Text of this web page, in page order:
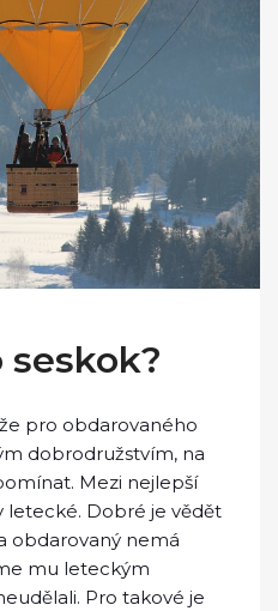
seskok?
pro obdarovaného
dobrodružstvím, na
Mezi nejlepší
letecké. Dobré je vědět
obdarovaný nemá
mu leteckým
Pro takové je